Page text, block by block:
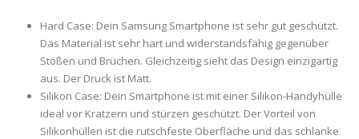
Hard Case: Dein Samsung Smartphone ist sehr gut geschützt.
Das Material ist sehr hart und widerstandsfähig gegenüber
Stößen und Brüchen. Gleichzeitig sieht das Design einzigartig
aus. Der Druck ist Matt.
Silikon Case: Dein Smartphone ist mit einer Silikon-Handyhülle
ideal vor Kratzern und stürzen geschützt. Der Vorteil von
Silikonhüllen ist die rutschfeste Oberfläche und das schlanke